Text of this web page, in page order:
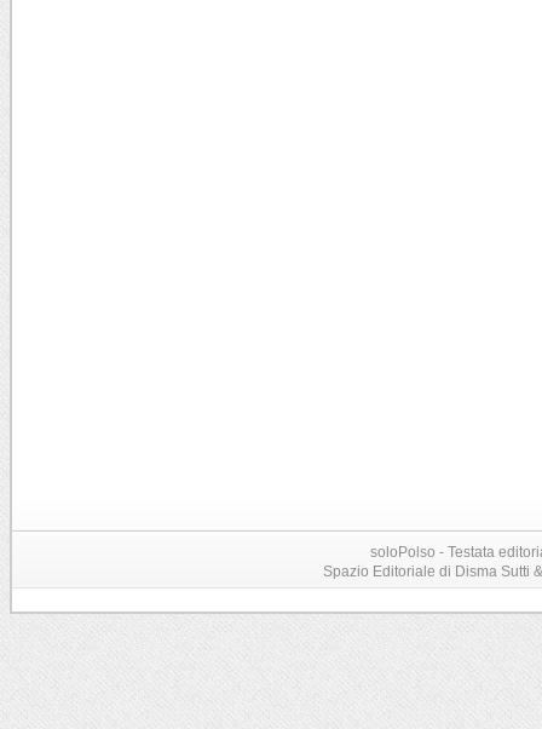
soloPolso - Testata
Spazio Editoriale di Disma Sutti